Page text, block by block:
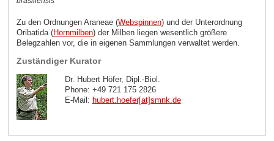
Zu den Ordnungen Araneae (Webspinnen) und der Unterordnung
Oribatida (Hornmilben) der Milben liegen wesentlich größere
Belegzahlen vor, die in eigenen Sammlungen verwaltet werden.
Zuständiger Kurator
Dr. Hubert Höfer, Dipl.-Biol.
Phone: +49 721 175 2826
E-Mail: hubert.hoefer[at]smnk de